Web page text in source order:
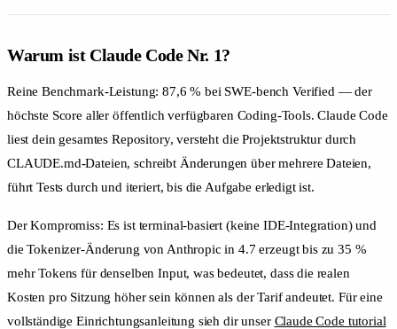
Warum ist Claude Code Nr. 1?
Reine Benchmark-Leistung: 87,6 % bei SWE-bench Verified — der
höchste Score aller öffentlich verfügbaren Coding-Tools. Claude Code
liest dein gesamtes Repository, versteht die Projektstruktur durch
CLAUDE.md-Dateien, schreibt Änderungen über mehrere Dateien,
führt Tests durch und iteriert, bis die Aufgabe erledigt ist.
Der Kompromiss: Es ist terminal-basiert (keine IDE-Integration) und
die Tokenizer-Änderung von Anthropic in 4.7 erzeugt bis zu 35 %
mehr Tokens für denselben Input, was bedeutet, dass die realen
Kosten pro Sitzung höher sein können als der Tarif andeutet. Für eine
vollständige Einrichtungsanleitung sieh dir unser Claude Code tutorial